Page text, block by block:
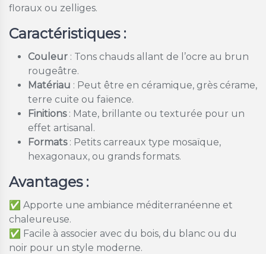
floraux ou zelliges.
Caractéristiques :
Couleur : Tons chauds allant de l’ocre au brun
rougeâtre.
Matériau : Peut être en céramique, grès cérame,
terre cuite ou faïence.
Finitions: Mate, brillante ou texturée pour un
effet artisanal.
Formats: Petits carreaux type mosaïque,
hexagonaux, ou grands formats.
Avantages :
✅ Apporte une ambiance méditerranéenne et
chaleureuse.
✅ Facile à associer avec du bois, du blanc ou du
noir pour un style moderne.